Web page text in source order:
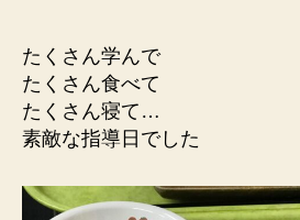
たくさん学んで
たくさん食べて
たくさん寝て…
素敵な指導日でした